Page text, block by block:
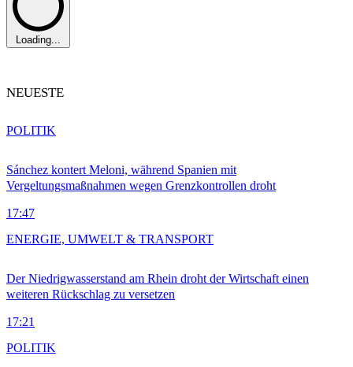
Loading...
NEUESTE
Sánchez kontert Meloni, während Spanien mit
Vergeltungsmaßnahmen wegen Grenzkontrollen droht
17:47
POLITIK
Der Niedrigwasserstand am Rhein droht der Wirtschaft einen
weiteren Rückschlag zu versetzen
17:21
ENERGIE, UMWELT & TRANSPORT
POLITIK